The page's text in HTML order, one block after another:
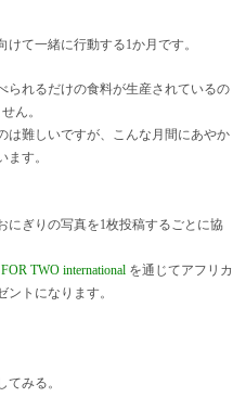
て一緒に行動する1か月です。
られるだけの食料が生産されているの
ん。
は難しいですが、こんな月間にあやか
す。
にぎりの写真を1枚投稿するごとに協
TWO internationalを通じてアフリカ
トになります。
みる。